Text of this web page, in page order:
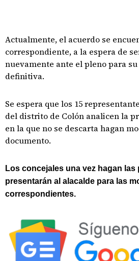
Actualmente, el acuerdo se
correspondiente, a la espera de
nuevamente ante el pleno para
definitiva.
Se espera que los 15
del distrito de Colón analicen la
en la que no se descarta hagan
documento.
Los concejales una vez hagan las
presentarán al alacalde para las
correspondientes.